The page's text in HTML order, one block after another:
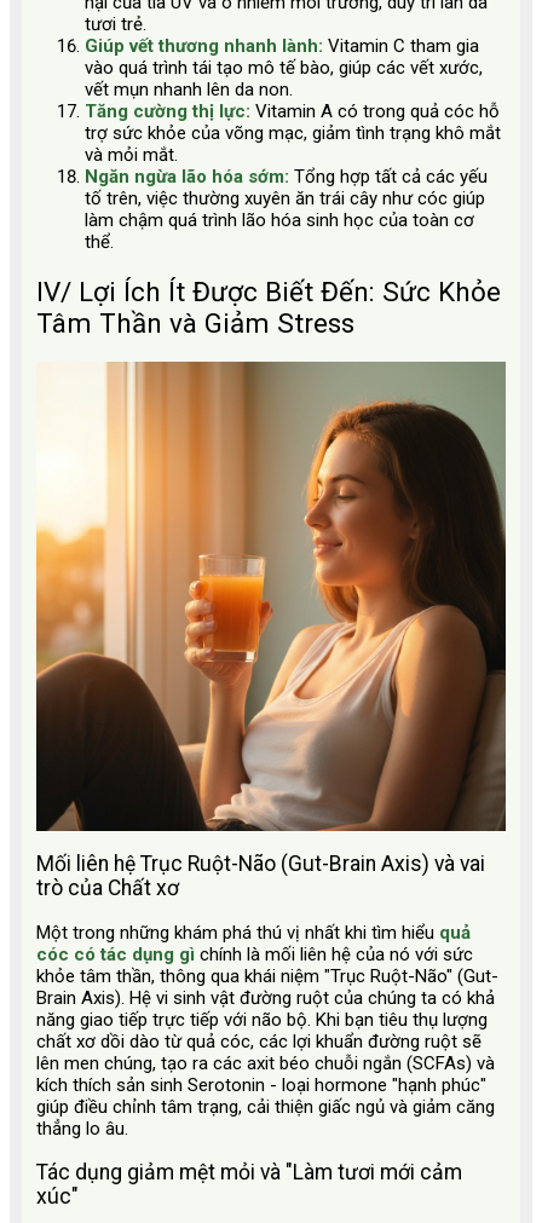
tươi trẻ.
Giúp vết thương nhanh lành: Vitamin C tham gia
vào quá trình tái tạo mô tế bào, giúp các vết xước,
vết mụn nhanh lên da non.
Tăng cường thị lực: Vitamin A có trong quả cóc hỗ
trợ sức khỏe của võng mạc, giảm tình trạng khô mắt
và mỏi mắt.
Ngăn ngừa lão hóa sớm: Tổng hợp tất cả các yếu
tố trên, việc thường xuyên ăn trái cây như cóc giúp
làm chậm quá trình lão hóa sinh học của toàn cơ
thể.
IV/ Lợi Ích Ít Được Biết Đến: Sức Khỏe
Tâm Thần và Giảm Stress
Mối liên hệ Trục Ruột-Não (Gut-Brain Axis) và vai
trò của Chất xơ
Một trong những khám phá thú vị nhất khi tìm hiểu quả
cóc có tác dụng gì chính là mối liên hệ của nó với sức
khỏe tâm thần, thông qua khái niệm "Trục Ruột-Não" (Gut-
Brain Axis). Hệ vi sinh vật đường ruột của chúng ta có khả
năng giao tiếp trực tiếp với não bộ. Khi bạn tiêu thụ lượng
chất xơ dồi dào từ quả cóc, các lợi khuẩn đường ruột sẽ
lên men chúng, tạo ra các axit béo chuỗi ngắn (SCFAs) và
kích thích sản sinh Serotonin - loại hormone "hạnh phúc"
giúp điều chỉnh tâm trạng, cải thiện giấc ngủ và giảm căng
thẳng lo âu.
Tác dụng giảm mệt mỏi và "Làm tươi mới cảm
xúc"